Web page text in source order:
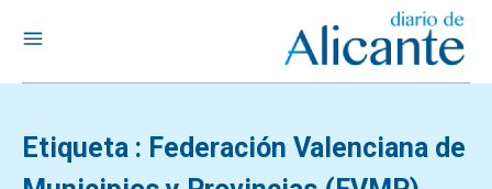
Etiqueta : Federación Valenciana de